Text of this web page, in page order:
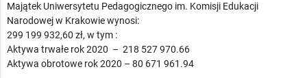
Majątek Uniwersytetu Pedagogicznego im. Komisji Edukacji
Narodowej w Krakowie wynosi:
299 199 932,60 zł, w tym :
Aktywa trwałe rok 2020 – 218 527 970.66
Aktywa obrotowe rok 2020 – 80 671 961.94